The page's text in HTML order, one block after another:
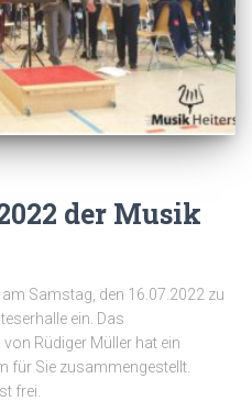
der Musik
Samstag, den 16.07.2022 zu
ein. Das
Rüdiger Müller hat ein
für Sie zusammengestellt.
frei.